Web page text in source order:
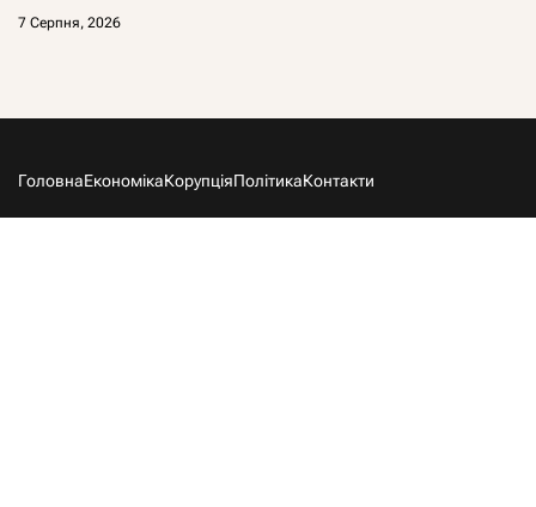
7 Серпня, 2026
ГоловнаЕкономікаКорупціяПолітикаКонтакти